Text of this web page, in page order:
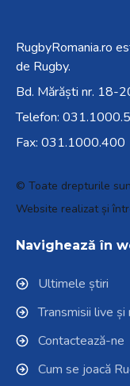
RugbyRomania.ro
de Rugby.
Bd. Mărăști nr. 18-
Telefon:
Fax: 031.1000.400
© Toate drepturile
Website realizat și
Navighează în
Ultimele știri
Transmisii live și
Contactează-ne
Cum se joacă